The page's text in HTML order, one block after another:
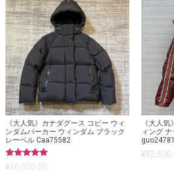
《大人気》カナダグース コピー ウィ
ンダムパーカー ウィンダム ブラック
レーベル Caa75582
5段階中
5.00
¥36,000.00
《大人
ィング
guo24781
¥